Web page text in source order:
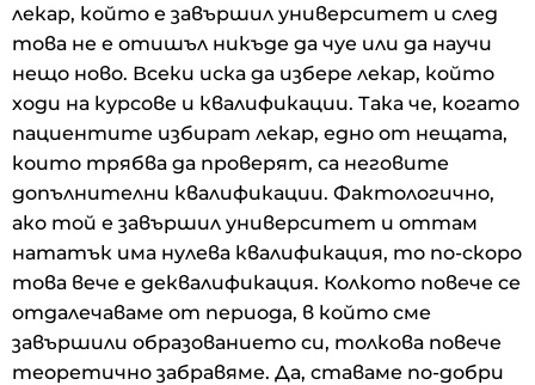
лекар, който е завършил университет и след
това не е отишъл никъде да чуе или да научи
нещо ново. Всеки иска да избере лекар, който
ходи на курсове и квалификации. Така че, когато
пациентите избират лекар, едно от нещата,
които трябва да проверят, са неговите
допълнителни квалификации. Фактологично,
ако той е завършил университет и оттам
нататък има нулева квалификация, то по-скоро
това вече е деквалификация. Колкото повече се
отдалечаваме от периода, в който сме
завършили образованието си, толкова повече
теоретично забравяме. Да, ставаме по-добри